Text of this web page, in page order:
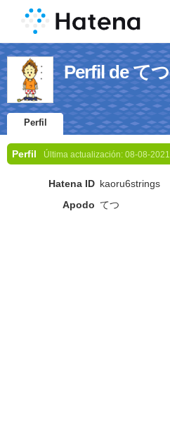
Perfil de てつ
Perfil
Perfil Última actualización: 08-08-2021
Hatena ID kaoru6strings
Apodo てつ